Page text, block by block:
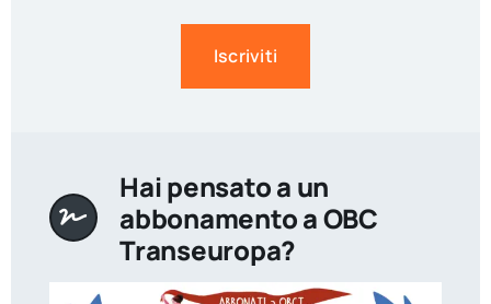
Iscriviti
Hai pensato a un
abbonamento a OBC
Transeuropa?